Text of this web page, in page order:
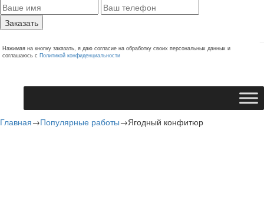
Заказать
Нажимая на кнопку заказать, я даю согласие на обработку своих персональных данных и
соглашаюсь с Политикой конфиденциальности
Главная→Популярные работы→Ягодный конфитюр